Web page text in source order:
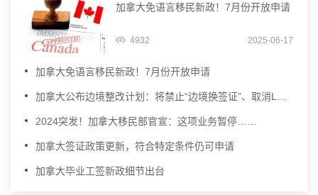
加拿大免语言移民新政！7月份开放申请
4932 2025-06-17
加拿大免语言移民新政！7月份开放申请
加拿大公布边境整改计划：将禁止“边境换签证”、取消LMIA加分……
2024突发！加拿大移民部官宣：这项业务暂停……
加拿大签证政策更新，符合特定条件仍可申请
加拿大毕业工签新政细节出台